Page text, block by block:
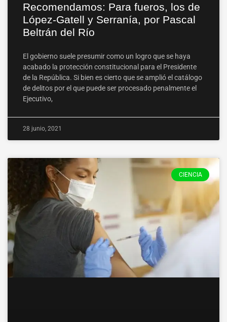
Recomendamos: Para fueros, los de
López-Gatell y Serranía, por Pascal
Beltrán del Río
El gobierno suele presumir como un logro que se haya
acabado la protección constitucional para el Presidente
de la República. Si bien es cierto que se amplió el catálogo
de delitos por el que puede ser procesado penalmente el
Ejecutivo,
28 junio, 2021
CIENCIA